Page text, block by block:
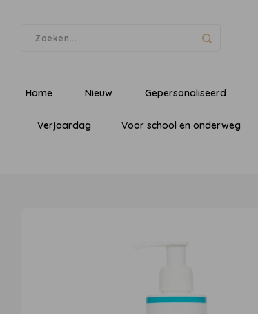
Home Nieuw Gepersonaliseerd
Verjaardag Voor school en onderweg